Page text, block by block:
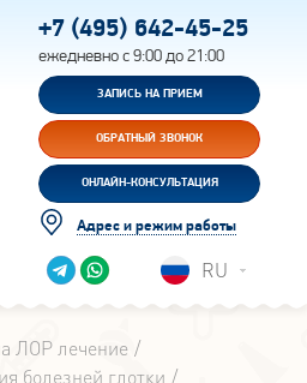
+7 (495) 642-45-25
ежедневно с 9:00 до 21:00
ЗАПИСЬ НА ПРИЕМ
ОБРАТНЫЙ ЗВОНОК
ОНЛАЙН-КОНСУЛЬТАЦИЯ
Адрес и режим работы
RU
ЛОР лечение
болезней глотки